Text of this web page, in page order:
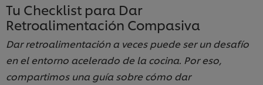
Tu Checklist para Dar
Retroalimentación Compasiva
Dar retroalimentación a veces puede ser un desafío
en el entorno acelerado de la cocina. Por eso,
compartimos una guía sobre cómo dar